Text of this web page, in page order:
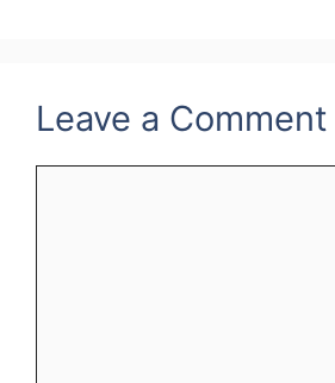
Leave a Comment